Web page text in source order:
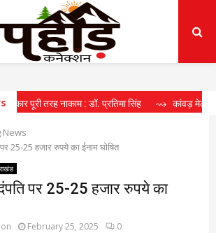
नाकाम : डॉ. प्रतिमा सिंह ⇝ कांवड़ मेले में मील का पत्थर
News
25-25 हजार रुपये का ईनाम घोषित
पर 25-25 हजार रुपये का
February 25, 2025 0